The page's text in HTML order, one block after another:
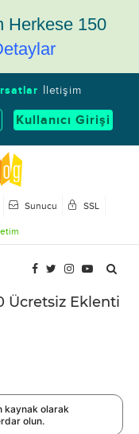
Herkese 150
İletişim
Kullanıcı Girişi
Sunucu SSL
Ücretsiz Eklenti
kaynak olarak
olun.